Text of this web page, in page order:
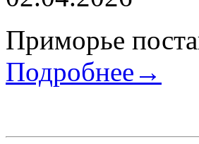
​Приморье
Подробнее→